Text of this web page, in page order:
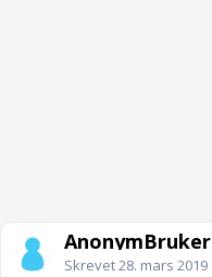
AnonymBruker
Skrevet28. mars 2019